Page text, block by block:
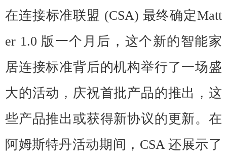
在连接标准联盟 (CSA) 最终确定Matt
er 1.0 版一个月后，这个新的智能家
居连接标准背后的机构举行了一场盛
大的活动，庆祝首批产品的推出，这
些产品推出或获得新协议的更新。在
阿姆斯特丹活动期间，CSA 还展示了